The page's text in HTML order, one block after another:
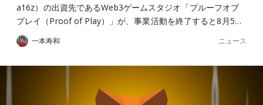
a16z）の出資先であるWeb3ゲームスタジオ「プルーフオブ
プレイ（Proof of Play）」が、事業活動を終了すると8月5…
一本寿和 ニュース